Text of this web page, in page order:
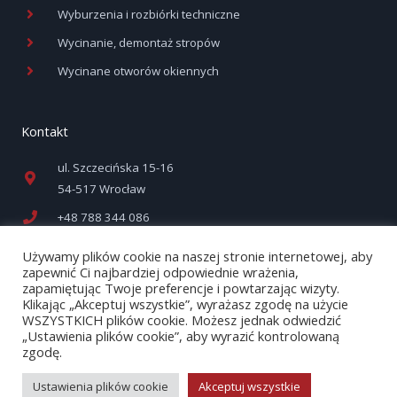
Wyburzenia i rozbiórki techniczne
Wycinanie, demontaż stropów
Wycinane otworów okiennych
Kontakt
ul. Szczecińska 15-16
54-517 Wrocław
+48 788 344 086
Design&SEO by Nowe SEO
Używamy plików cookie na naszej stronie internetowej, aby
zapewnić Ci najbardziej odpowiednie wrażenia,
zapamiętując Twoje preferencje i powtarzając wizyty.
Klikając „Akceptuj wszystkie”, wyrażasz zgodę na użycie
WSZYSTKICH plików cookie. Możesz jednak odwiedzić
„Ustawienia plików cookie”, aby wyrazić kontrolowaną
zgodę.
Ustawienia plików cookie Akceptuj wszystkie